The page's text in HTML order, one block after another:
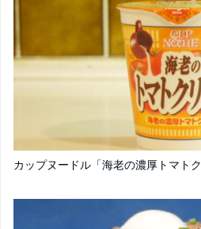
カップヌードル「海老の濃厚トマト